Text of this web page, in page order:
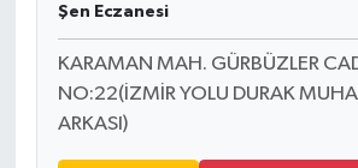
Şen Eczanesi
KARAMAN MAH. GÜRBÜZLER
NO:22(İZMİR YOLU DURAK
ARKASI)